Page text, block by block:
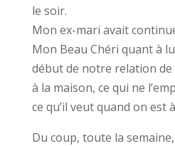
le soir.
Mon ex-mari avait
Mon Beau Chéri quant à
début de notre relation
à la maison, ce qui ne
ce qu’il veut quand on est
Du coup, toute la